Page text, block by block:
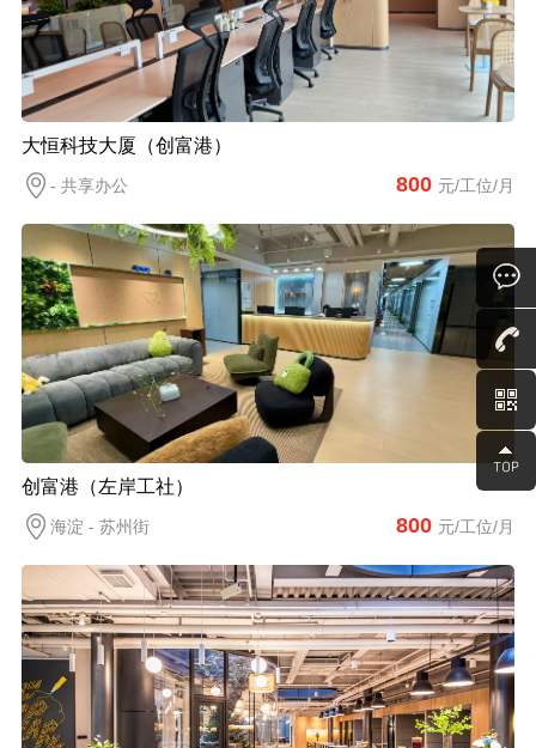
大恒科技大厦（创富港）
- 共享办公 800 元/工位/月
创富港（左岸工社）
海淀 - 苏州街 800 元/工位/月